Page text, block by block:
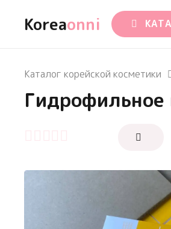
Koreaonni
Каталог корейской косметики
Гидрофильное